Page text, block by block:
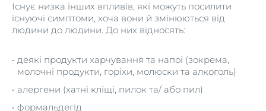
Існує низка інших впливів, які можуть посилити
існуючі симптоми, хоча вони й змінюються від
людини до людини. До них відносять:
деякі продукти харчування та напої (зокрема,
молочні продукти, горіхи, молюски та алкоголь)
алергени (хатні кліщі, пилок та/ або пил)
формальдегід